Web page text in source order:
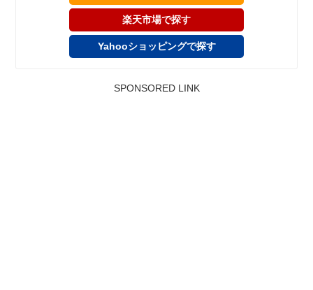
楽天市場で探す
Yahooショッピングで探す
SPONSORED LINK